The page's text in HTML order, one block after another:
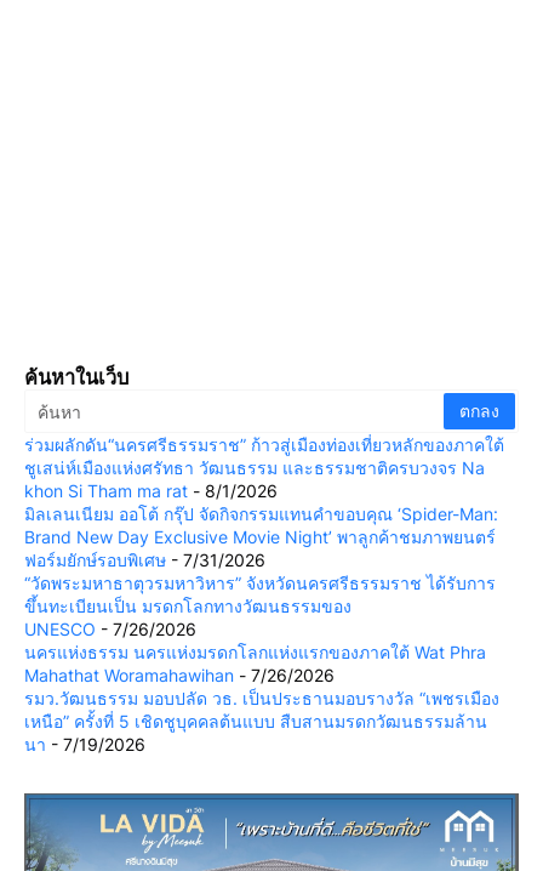
ค้นหาในเว็บ
ร่วมผลักดัน“นครศรีธรรมราช” ก้าวสู่เมืองท่องเที่ยวหลักของภาคใต้
ชูเสน่ห์เมืองแห่งศรัทธา วัฒนธรรม และธรรมชาติครบวงจร Na
khon Si Tham ma rat - 8/1/2026
มิลเลนเนียม ออโต้ กรุ๊ป จัดกิจกรรมแทนคำขอบคุณ ‘Spider-Man:
Brand New Day Exclusive Movie Night’ พาลูกค้าชมภาพยนตร์
ฟอร์มยักษ์รอบพิเศษ - 7/31/2026
“วัดพระมหาธาตุวรมหาวิหาร” จังหวัดนครศรีธรรมราช ได้รับการ
ขึ้นทะเบียนเป็น มรดกโลกทางวัฒนธรรมของ
UNESCO - 7/26/2026
นครแห่งธรรม นครแห่งมรดกโลกแห่งแรกของภาคใต้ Wat Phra
Mahathat Woramahawihan - 7/26/2026
รมว.วัฒนธรรม มอบปลัด วธ. เป็นประธานมอบรางวัล “เพชรเมือง
เหนือ” ครั้งที่ 5 เชิดชูบุคคลต้นแบบ สืบสานมรดกวัฒนธรรมล้าน
นา - 7/19/2026